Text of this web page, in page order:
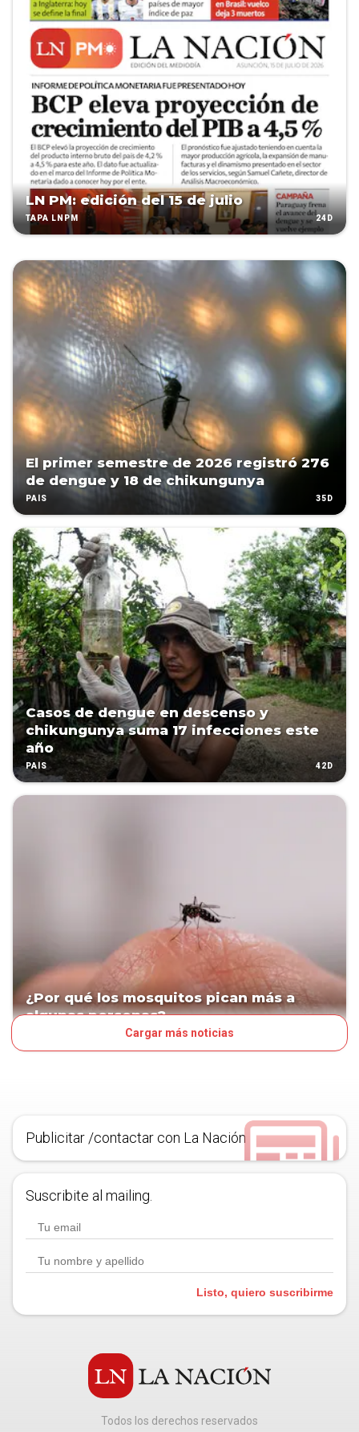
LN PM: edición del 15 de julio
TAPA LNPM 24D
El primer semestre de 2026 registró 276
de dengue y 18 de chikungunya
PAÍS 35D
Casos de dengue en descenso y
chikungunya suma 17 infecciones este
año
PAÍS 42D
¿Por qué los mosquitos pican más a
algunas personas?
Cargar más noticias
Publicitar /contactar con La Nación
Suscribite al mailing.
Listo, quiero suscribirme
Todos los derechos reservados